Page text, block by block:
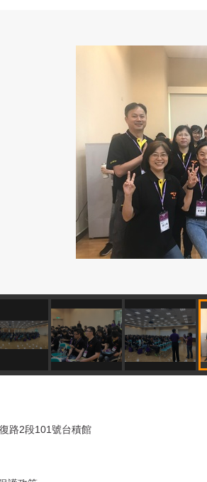
路2段101號台積館